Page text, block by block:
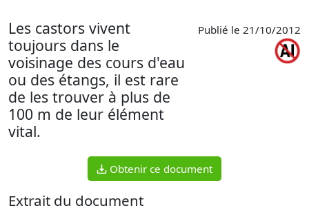
Les castors vivent
toujours dans le
voisinage des cours d'eau
ou des étangs, il est rare
de les trouver à plus de
100 m de leur élément
vital.
Publié le 21/10/2012
Obtenir ce document
Extrait du document